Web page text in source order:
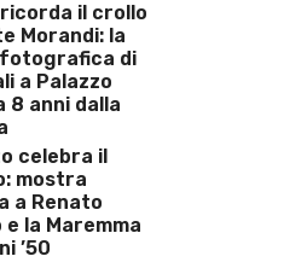
ricorda il crollo
Morandi: la
di
a Palazzo
8 anni dalla
celebra il
mostra
a Renato
la Maremma
’50